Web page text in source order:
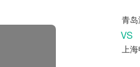
青
VS
上